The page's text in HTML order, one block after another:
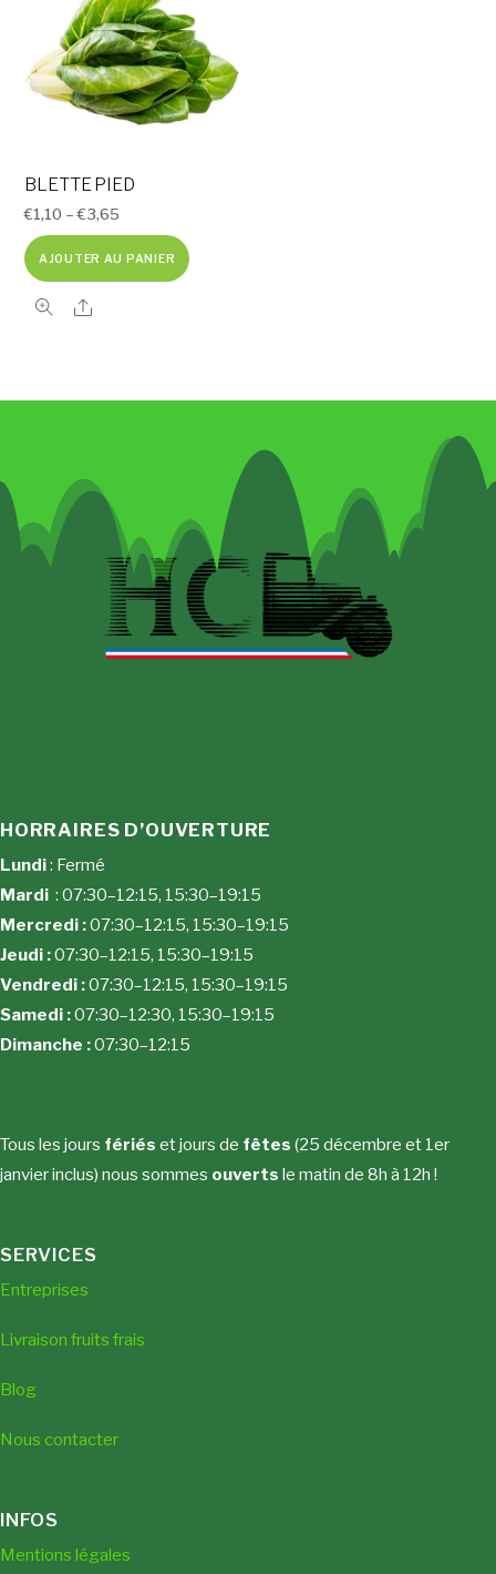
BLETTE PIED
€1,10 –€3,65
AJOUTER AU PANIER
HORRAIRES D’OUVERTURE
Lundi: Fermé
Mardi : 07:30–12:15, 15:30–19:15
Mercredi :07:30–12:15, 15:30–19:15
Jeudi :07:30–12:15, 15:30–19:15
Vendredi :07:30–12:15, 15:30–19:15
Samedi :07:30–12:30, 15:30–19:15
Dimanche :07:30–12:15
Tous les jours fériés et jours de fêtes (25 décembre et 1er
janvier inclus) nous sommes ouverts le matin de 8h à 12h !
SERVICES
Entreprises
Livraison fruits frais
Blog
Nous contacter
INFOS
Mentions légales